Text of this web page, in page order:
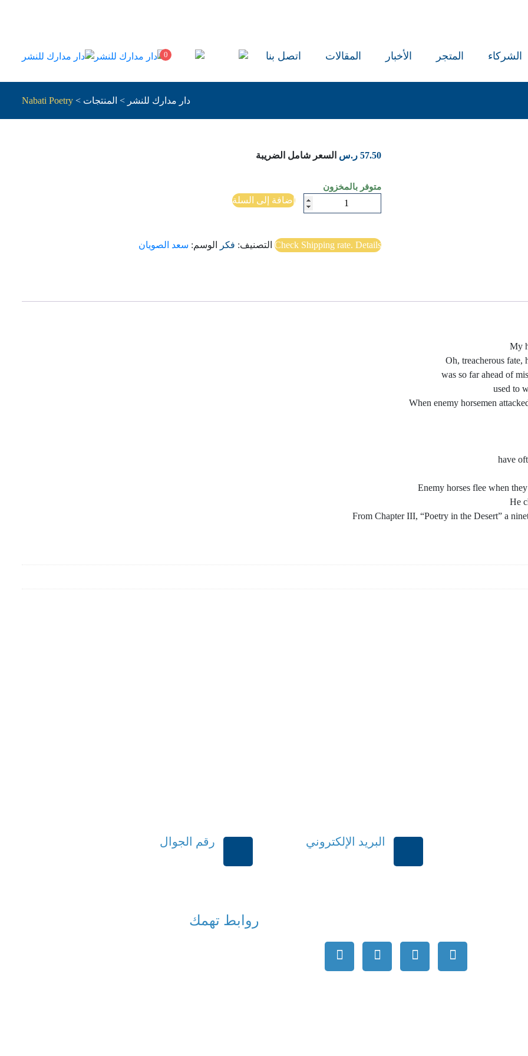
الشركاء المتجر الأخبار المقالات اتصل بنا 0
دار مدارك للنشر > المنتجات >
Nabati Poetry
57.50 ر.س السعر شامل الضريبة
متوفر بالمخزون
Nabati
إضافة إلى السلة
Check Shipping rate. Details التصنيف: فكر الوسم: سعد الصويان
My
Oh, treacherous
was so far ahead of
used to
When enemy horsemen
have
Enemy horses flee when
He
From Chapter III, “Poetry in the Desert” a
البريد الإلكتروني رقم الجوال
روابط تهمك